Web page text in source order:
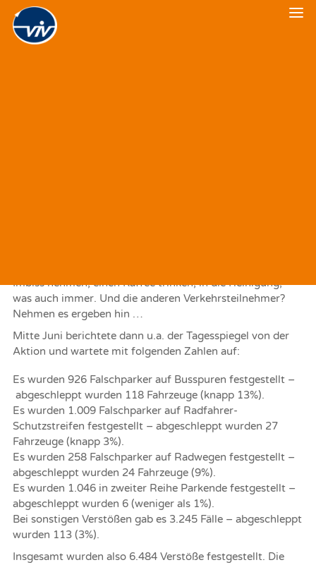
Imbiss nehmen, einen Kaffee trinken, in die Reinigung,
was auch immer. Und die anderen Verkehrsteilnehmer?
Nehmen es ergeben hin …
Mitte Juni berichtete dann u.a. der Tagesspiegel von der
Aktion und wartete mit folgenden Zahlen auf:
Es wurden 926 Falschparker auf Busspuren festgestellt –
abgeschleppt wurden 118 Fahrzeuge (knapp 13%).
Es wurden 1.009 Falschparker auf Radfahrer-
Schutzstreifen festgestellt – abgeschleppt wurden 27
Fahrzeuge (knapp 3%).
Es wurden 258 Falschparker auf Radwegen festgestellt –
abgeschleppt wurden 24 Fahrzeuge (9%).
Es wurden 1.046 in zweiter Reihe Parkende festgestellt –
abgeschleppt wurden 6 (weniger als 1%).
Bei sonstigen Verstößen gab es 3.245 Fälle – abgeschleppt
wurden 113 (3%).
Insgesamt wurden also 6.484 Verstöße festgestellt. Die